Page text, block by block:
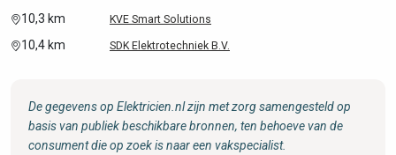
10,3 km KVE Smart Solutions
10,4 km SDK Elektrotechniek B.V.
De gegevens op Elektricien.nl zijn met zorg samengesteld op
basis van publiek beschikbare bronnen, ten behoeve van de
consument die op zoek is naar een vakspecialist.